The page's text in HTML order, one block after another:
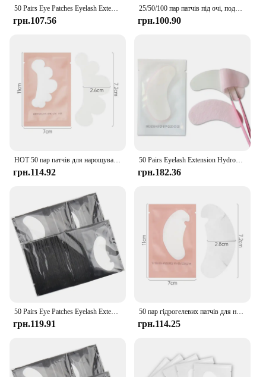
50 Pairs Eye Patches Eyelash Extension Under Eye Pads Hydrogel Gel Stickers for Grafting Lashes Beauty Tools
грн.107.56
25/50/100 пар патчів під очі, подушечки для вій для будівництва, гідрогелеві паперові патчі, безворсові наклейки для накладних вій LAUKISS
грн.100.90
HOT 50 пар патчів для нарощування вій, квітів, хмарів, гелевих подушечок для очей, паперових патчів для нарощування вій, наконечників для очей, наклейок, обгортки, інструментів для макіяжу
грн.114.92
50 Pairs Eyelash Extension Hydrogel Pad Gel Patch Grafting False Lashes Eyepads Under Eye Stickers Tips Women Makeup Tools
грн.182.36
грн.119.91
50 пар гідрогелевих патчів для нарощування вій для прищеплення вій U-подібні гелеві подушечки для очей Приладдя для нарощування вій Інструменти для макіяжу
грн.114.25